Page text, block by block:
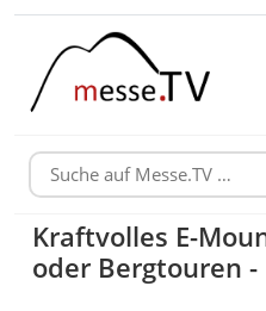
Kraftvolles E-
oder Bergtouren -